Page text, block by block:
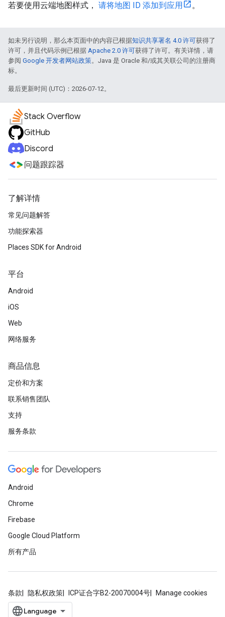
若要使用云端地图样式， 请将地图 ID 添加到应用 。
如未另行说明，那么本页面中的内容已根据知识共享署名 4.0 许可获得了
许可，并且代码示例已根据 Apache 2.0 许可获得了许可。有关详情，请
参阅 Google 开发者网站政策。Java 是 Oracle 和/或其关联公司的注册商
标。
最后更新时间 (UTC)：2026-07-12。
Stack Overflow
GitHub
Discord
问题跟踪器
了解详情
常见问题解答
功能探索器
Places SDK for Android
平台
Android
iOS
Web
网络服务
商品信息
定价和方案
联系销售团队
支持
服务条款
Android
Chrome
Firebase
Google Cloud Platform
所有产品
条款 隐私权政策 ICP证合字B2-20070004号 Manage cookies